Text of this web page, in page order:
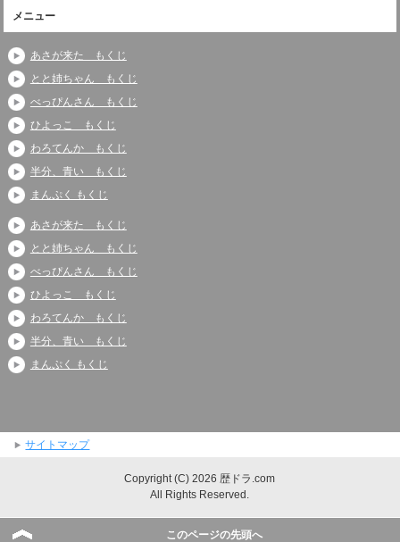
メニュー
あさが来た もくじ
とと姉ちゃん もくじ
べっぴんさん もくじ
ひよっこ もくじ
わろてんか もくじ
半分、青い もくじ
まんぷく もくじ
あさが来た もくじ
とと姉ちゃん もくじ
べっぴんさん もくじ
ひよっこ もくじ
わろてんか もくじ
半分、青い もくじ
まんぷく もくじ
サイトマップ
Copyright (C) 2026 歴ドラ.com
All Rights Reserved.
このページの先頭へ